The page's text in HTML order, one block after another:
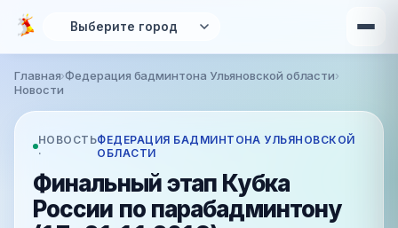
Перейти к основному содержанию
Вы здесь
Главная›Федерация бадминтона Ульяновской области›
Новости
НОВОСТЬ
·
ФЕДЕРАЦИЯ БАДМИНТОНА УЛЬЯНОВСКОЙ
ОБЛАСТИ
Финальный этап Кубка
России по парабадминтону